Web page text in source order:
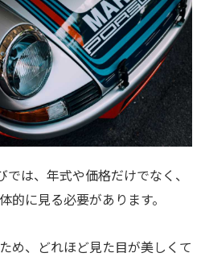
は、年式や価格だけでなく、
的に見る必要があります。
め、どれほど見た目が美しくて